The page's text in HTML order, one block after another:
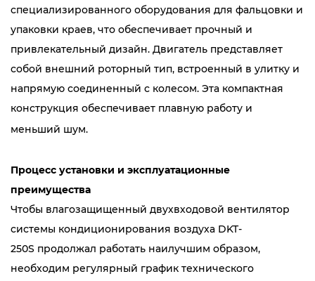
специализированного оборудования для фальцовки и
упаковки краев, что обеспечивает прочный и
привлекательный дизайн. Двигатель представляет
собой внешний роторный тип, встроенный в улитку и
напрямую соединенный с колесом. Эта компактная
конструкция обеспечивает плавную работу и
меньший шум.
Процесс установки и эксплуатационные
преимущества
Чтобы влагозащищенный двухвходовой вентилятор
системы кондиционирования воздуха DKT-
250S продолжал работать наилучшим образом,
необходим регулярный график технического